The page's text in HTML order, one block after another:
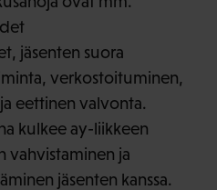
jäsenten suora
verkostoituminen,
eettinen valvonta.
kulkee ay-liikkeen
vahvistaminen ja
jäsenten kanssa.